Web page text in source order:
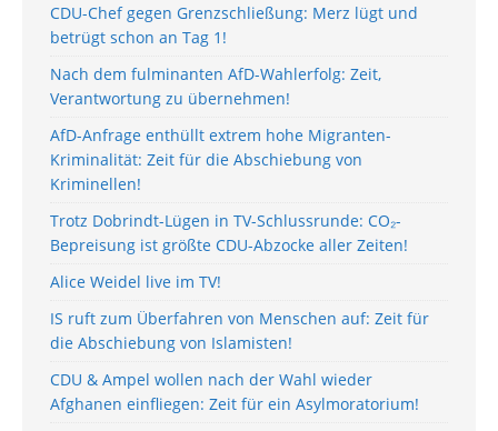
CDU-Chef gegen Grenzschließung: Merz lügt und
betrügt schon an Tag 1!
Nach dem fulminanten AfD-Wahlerfolg: Zeit,
Verantwortung zu übernehmen!
AfD-Anfrage enthüllt extrem hohe Migranten-
Kriminalität: Zeit für die Abschiebung von
Kriminellen!
Trotz Dobrindt-Lügen in TV-Schlussrunde: CO₂-
Bepreisung ist größte CDU-Abzocke aller Zeiten!
Alice Weidel live im TV!
IS ruft zum Überfahren von Menschen auf: Zeit für
die Abschiebung von Islamisten!
CDU & Ampel wollen nach der Wahl wieder
Afghanen einfliegen: Zeit für ein Asylmoratorium!